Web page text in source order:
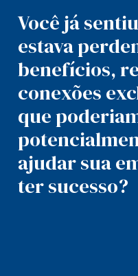
Você já
estava
benefícios,
conexões
que
ajudar sua
ter sucesso?